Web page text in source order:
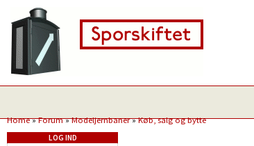
Home»Forum»Modeljernbaner»Køb, salg og bytte
LOG IND